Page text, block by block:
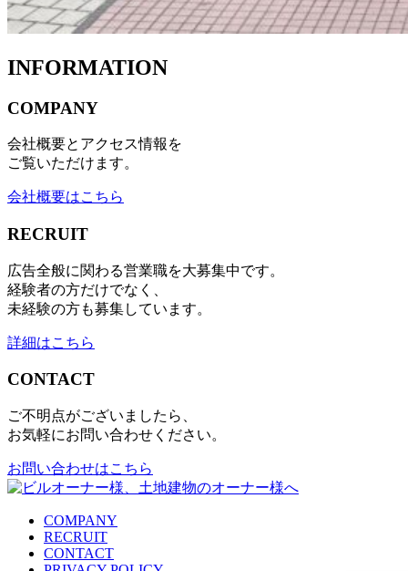
INFORMATION
COMPANY
会社概要とアクセス情報を
ご覧いただけます。
会社概要はこちら
RECRUIT
広告全般に関わる営業職を大募集中です。
経験者の方だけでなく、
未経験の方も募集しています。
詳細はこちら
CONTACT
ご不明点がございましたら、
お気軽にお問い合わせください。
お問い合わせはこちら
COMPANY
RECRUIT
CONTACT